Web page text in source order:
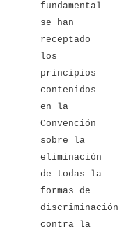
fundamental
se han
receptado
los
principios
contenidos
en la
Convención
sobre la
eliminación
de todas la
formas de
discriminación
contra la